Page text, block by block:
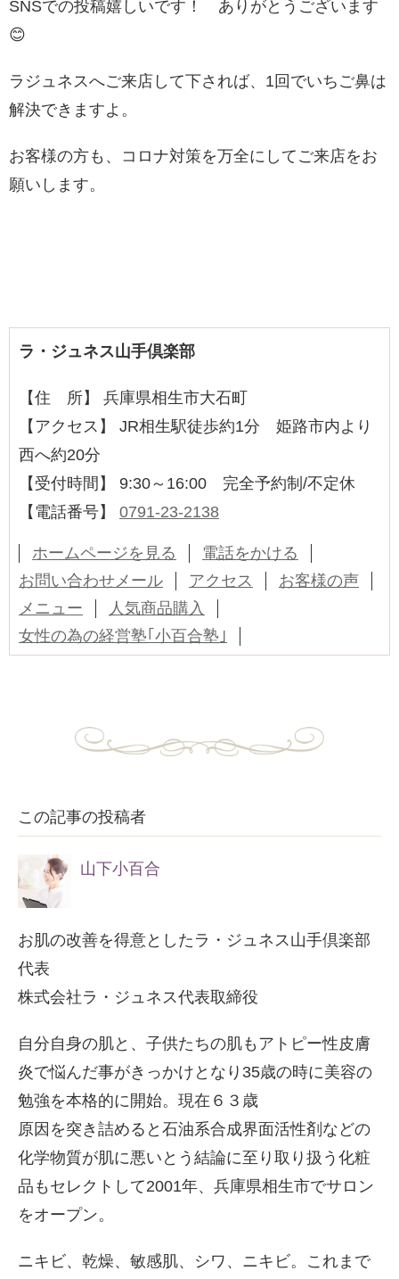
SNSでの投稿嬉しいです！ ありがとうございます
😊
ラジュネスへご来店して下されば、1回でいちご鼻は
解決できますよ。
お客様の方も、コロナ対策を万全にしてご来店をお
願いします。
ラ・ジュネス山手倶楽部
【住 所】 兵庫県相生市大石町
【アクセス】 JR相生駅徒歩約1分 姫路市内より
西へ約20分
【受付時間】 9:30～16:00 完全予約制/不定休
【電話番号】 0791-23-2138
ホームページを見る
電話をかける
お問い合わせメール
アクセス
お客様の声
メニュー
人気商品購入
女性の為の経営塾｢小百合塾｣
この記事の投稿者
山下小百合
お肌の改善を得意としたラ・ジュネス山手倶楽部
代表
株式会社ラ・ジュネス代表取締役
自分自身の肌と、子供たちの肌もアトピー性皮膚
炎で悩んだ事がきっかけとなり35歳の時に美容の
勉強を本格的に開始。現在６３歳
原因を突き詰めると石油系合成界面活性剤などの
化学物質が肌に悪いとう結論に至り取り扱う化粧
品もセレクトして2001年、兵庫県相生市でサロン
をオープン。
ニキビ、乾燥、敏感肌、シワ、ニキビ。これまで